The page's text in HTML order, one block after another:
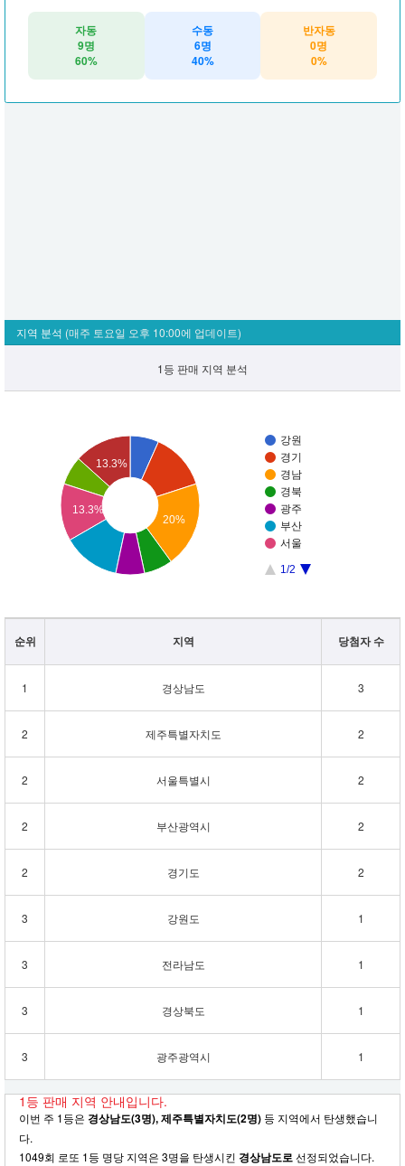
자동
9명
60%
수동
6명
40%
반자동
0명
0%
지역 분석 (매주 토요일 오후 10:00에 업데이트)
1등 판매 지역 분석
강원
경기
경남
경북
광주
부산
서울
1/2
20%
13.3%
13.3%
순위 지역 당첨자 수
1 경상남도 3
2 제주특별자치도 2
2 서울특별시 2
2 부산광역시 2
2 경기도 2
3 강원도 1
3 전라남도 1
3 경상북도 1
3 광주광역시 1
1등 판매 지역 안내입니다.
이번 주 1등은 경상남도(3명), 제주특별자치도(2명) 등 지역에서 탄생했습니
다.
1049회 로또 1등 명당 지역은 3명을 탄생시킨 경상남도로선정되었습니다.